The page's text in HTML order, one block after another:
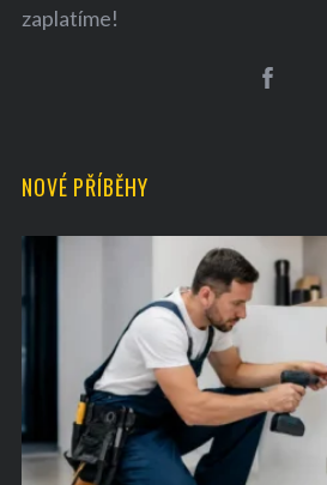
zaplatíme!
NOVÉ PŘÍBĚHY